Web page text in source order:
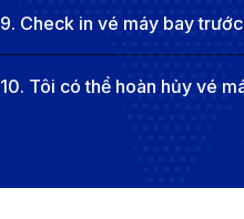
9. Check in vé máy bay
10. Tôi có thể hoàn hủy vé